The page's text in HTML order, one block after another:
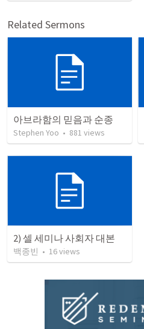
Related Sermons
아브라함의 믿음과 순종
Stephen Yoo • 881 views
2) 셀 세미나 사회자 대본
백종빈 • 16views